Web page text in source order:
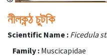
নীলকন্ঠ চুটকি
Scientific Name : Ficedula
Family : Muscicapidae